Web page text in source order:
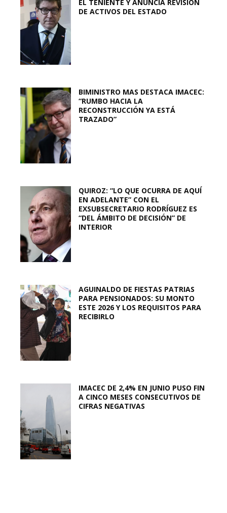
EL TENIENTE Y ANUNCIA REVISIÓN
DE ACTIVOS DEL ESTADO
BIMINISTRO MAS DESTACA IMACEC:
“RUMBO HACIA LA
RECONSTRUCCIÓN YA ESTÁ
TRAZADO”
QUIROZ: “LO QUE OCURRA DE AQUÍ
EN ADELANTE” CON EL
EXSUBSECRETARIO RODRÍGUEZ ES
“DEL ÁMBITO DE DECISIÓN” DE
INTERIOR
AGUINALDO DE FIESTAS PATRIAS
PARA PENSIONADOS: SU MONTO
ESTE 2026 Y LOS REQUISITOS PARA
RECIBIRLO
IMACEC DE 2,4% EN JUNIO PUSO FIN
A CINCO MESES CONSECUTIVOS DE
CIFRAS NEGATIVAS